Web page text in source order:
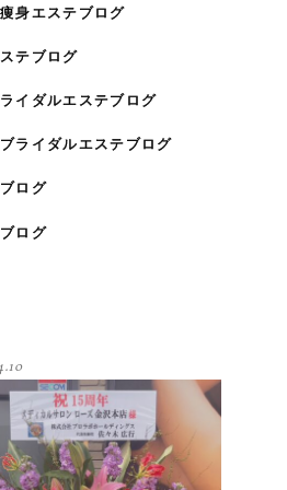
身エステブログ
テブログ
イダルエステブログ
ライダルエステブログ
ログ
ログ